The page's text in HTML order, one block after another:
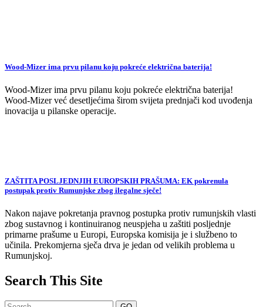
Wood-Mizer ima prvu pilanu koju pokreće električna baterija!
Wood-Mizer ima prvu pilanu koju pokreće električna baterija!
Wood-Mizer već desetljećima širom svijeta prednjači kod uvođenja
inovacija u pilanske operacije.
ZAŠTITA POSLJEDNJIH EUROPSKIH PRAŠUMA: EK pokrenula
postupak protiv Rumunjske zbog ilegalne sječe!
Nakon najave pokretanja pravnog postupka protiv rumunjskih vlasti
zbog sustavnog i kontinuiranog neuspjeha u zaštiti posljednje
primarne prašume u Europi, Europska komisija je i službeno to
učinila. Prekomjerna sječa drva je jedan od velikih problema u
Rumunjskoj.
Search This Site